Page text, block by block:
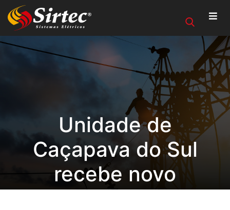
Unidade de
Caçapava do Sul
recebe novo